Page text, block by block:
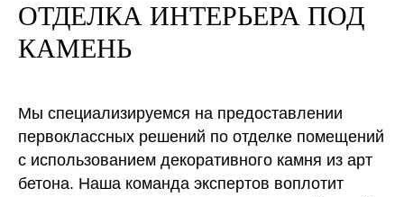
ОТДЕЛКА ИНТЕРЬЕРА ПОД
КАМЕНЬ
Мы специализируемся на предоставлении
первоклассных решений по отделке помещений
с использованием декоративного камня из арт
бетона. Наша команда экспертов воплотит